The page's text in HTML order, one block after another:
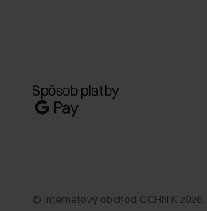
Spôsob platby
© Internetový obchod OCHNIK 2026